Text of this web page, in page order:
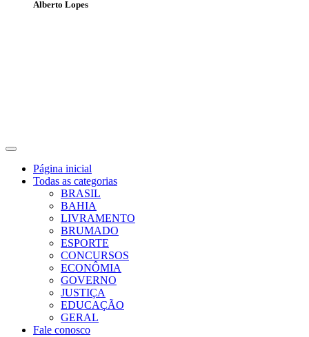
Alberto Lopes
Página inicial
Todas as categorias
BRASIL
BAHIA
LIVRAMENTO
BRUMADO
ESPORTE
CONCURSOS
ECONÔMIA
GOVERNO
JUSTIÇA
EDUCAÇÃO
GERAL
Fale conosco